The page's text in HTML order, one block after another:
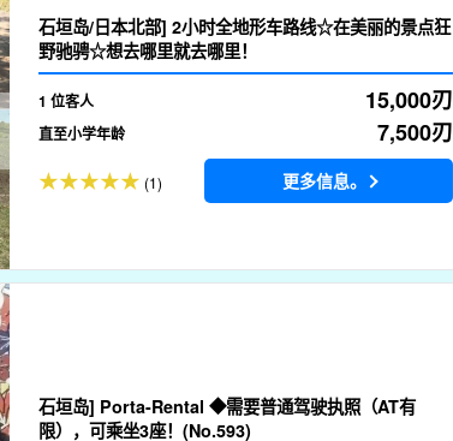
石垣岛/日本北部] 2小时全地形车路线☆在美丽的景点狂
野驰骋☆想去哪里就去哪里！
1 位客人 15,000刃
直至小学年龄 7,500刃
(1) 更多信息。
石垣岛] Porta-Rental ◆需要普通驾驶执照（AT有
限），可乘坐3座！(No.593)